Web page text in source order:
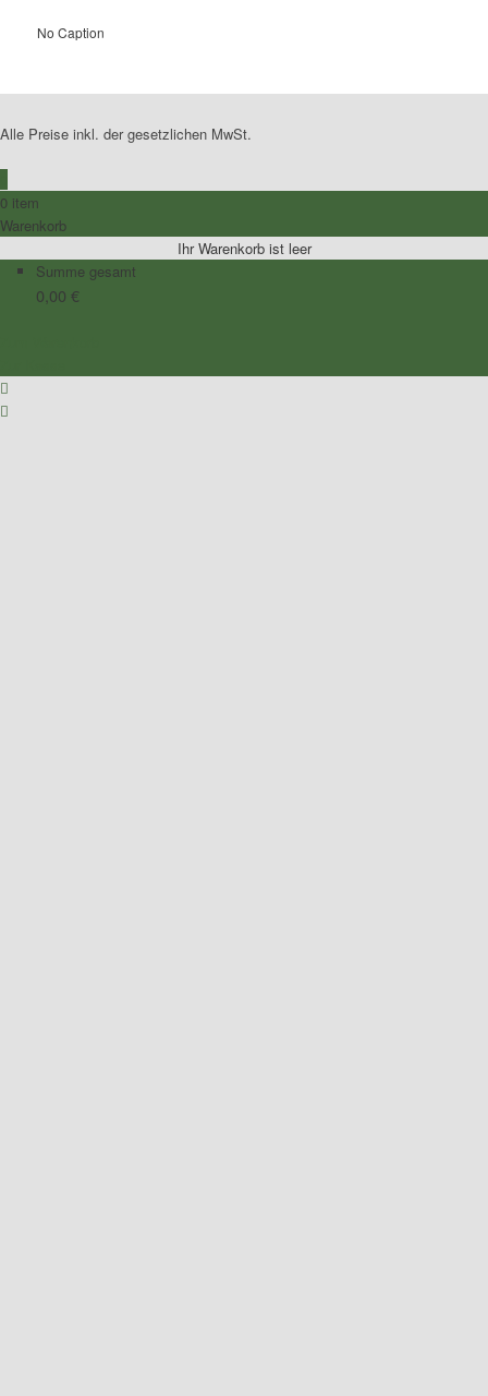
No Caption
Alle Preise inkl. der gesetzlichen MwSt.
0 item
Warenkorb
Ihr Warenkorb ist leer
Summe gesamt
0,00 €